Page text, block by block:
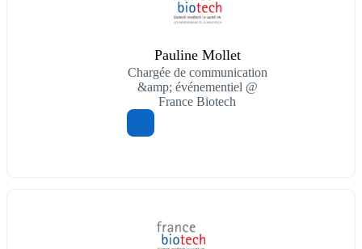
Pauline Mollet
Chargée de communication
&amp; événementiel @
France Biotech